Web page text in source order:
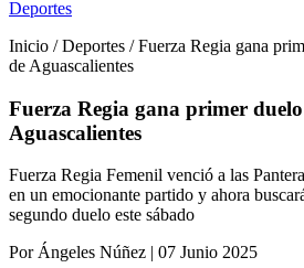
Deportes
Inicio / Deportes / Fuerza Regia gana
de Aguascalientes
Fuerza Regia gana primer
Aguascalientes
Fuerza Regia Femenil venció a las
en un emocionante partido y ahora
segundo duelo este sábado
Por Ángeles Núñez | 07 Junio 2025